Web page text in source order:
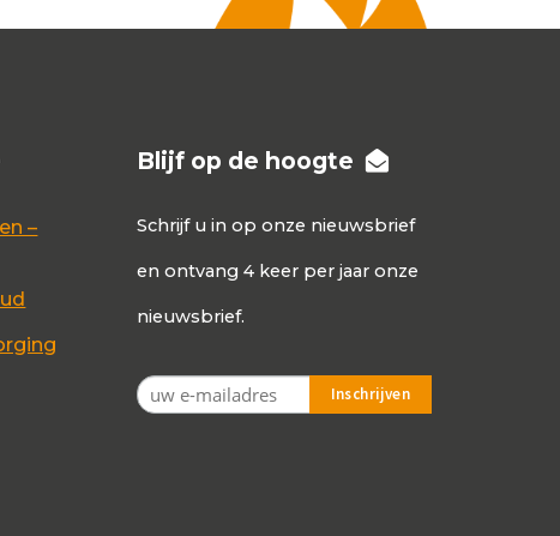
–
Blijf op de hoogte
Schrijf u in op onze nieuwsbrief
en ontvang 4 keer per jaar onze
nieuwsbrief.